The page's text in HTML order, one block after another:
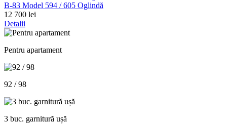
В-83 Model 594 / 605 Oglindă
12 700 lei
Detalii
Pentru apartament
92 / 98
3 buc. garnitură ușă